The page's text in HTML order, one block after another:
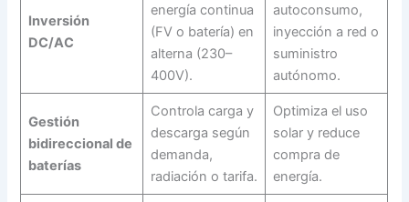
Inversión
DC/AC
energía continua
(FV o batería) en
alterna (230–
400V).
autoconsumo,
inyección a red o
suministro
autónomo.
Gestión
bidireccional de
baterías
Controla carga y
descarga según
demanda,
radiación o tarifa.
Optimiza el uso
solar y reduce
compra de
energía.